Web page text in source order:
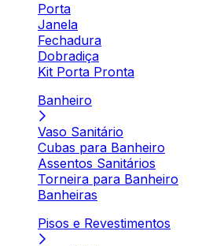
Porta
Janela
Fechadura
Dobradiça
Kit Porta Pronta
Banheiro
Vaso Sanitário
Cubas para Banheiro
Assentos Sanitários
Torneira para Banheiro
Banheiras
Pisos e Revestimentos